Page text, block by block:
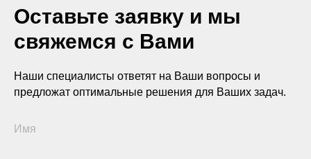
Оставьте заявку и мы
свяжемся с Вами
Наши специалисты ответят на Ваши вопросы и
предложат оптимальные решения для Ваших задач.
Имя